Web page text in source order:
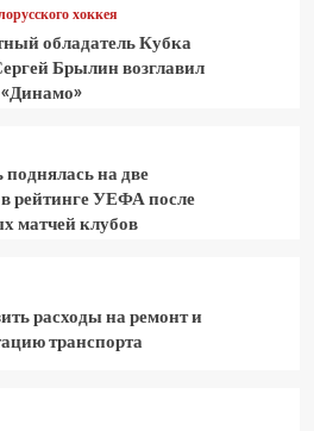
хоккея
обладатель Кубка
Брылин возглавил
поднялась на две
рейтинге УЕФА после
матчей клубов
расходы на ремонт и
транспорта